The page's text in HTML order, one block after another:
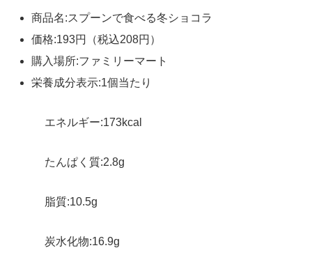
商品名:スプーンで食べる冬ショコラ
価格:193円（税込208円）
購入場所:ファミリーマート
栄養成分表示:1個当たり
エネルギー:173kcal
たんぱく質:2.8g
脂質:10.5g
炭水化物:16.9g